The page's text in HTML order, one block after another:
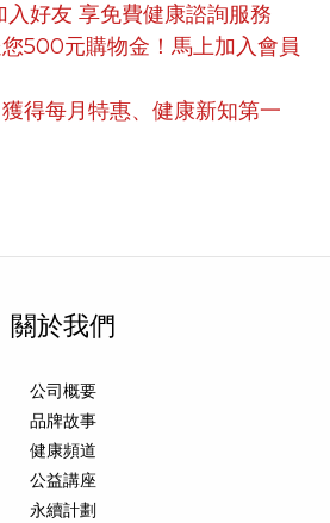
入好友 享免費健康諮詢服務
500元購物金！馬上加入會員
獲得每月特惠、健康新知第一
關於我們
公司概要
品牌故事
健康頻道
公益講座
永續計劃